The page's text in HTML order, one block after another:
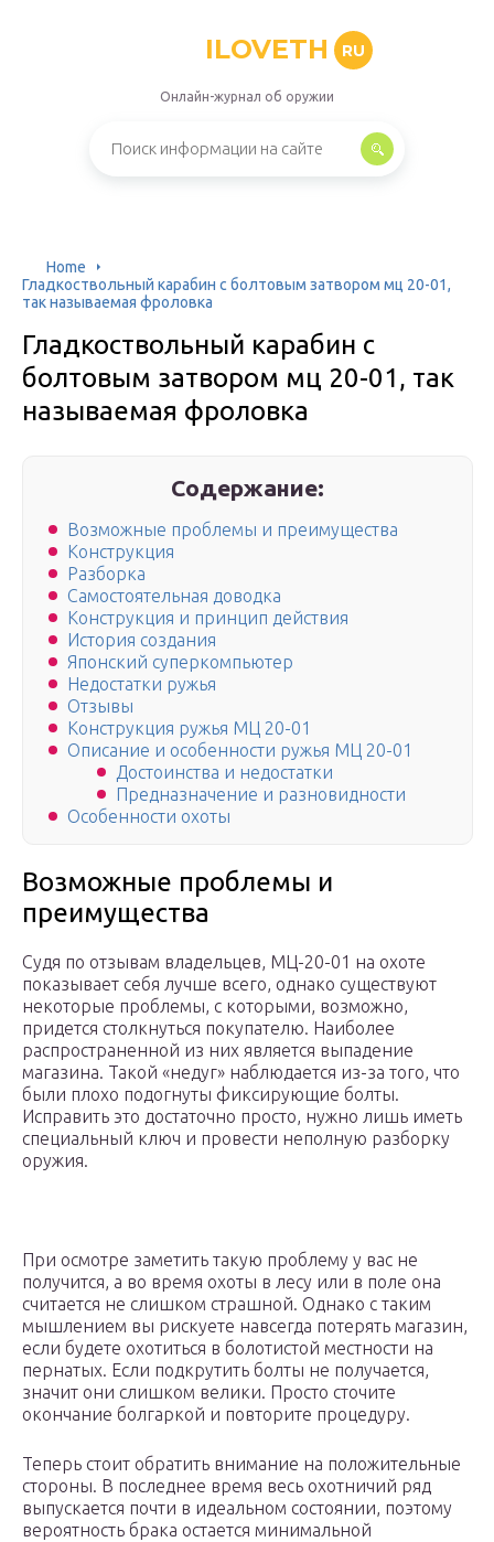
ILOVETH RU
Онлайн-журнал об оружии
Home
Гладкоствольный карабин с болтовым затвором мц 20-01,
так называемая фроловка
Гладкоствольный карабин с
болтовым затвором мц 20-01, так
называемая фроловка
Содержание:
Возможные проблемы и преимущества
Конструкция
Разборка
Самостоятельная доводка
Конструкция и принцип действия
История создания
Японский суперкомпьютер
Недостатки ружья
Отзывы
Конструкция ружья МЦ 20-01
Описание и особенности ружья МЦ 20-01
Достоинства и недостатки
Предназначение и разновидности
Особенности охоты
Возможные проблемы и
преимущества
Судя по отзывам владельцев, МЦ-20-01 на охоте
показывает себя лучше всего, однако существуют
некоторые проблемы, с которыми, возможно,
придется столкнуться покупателю. Наиболее
распространенной из них является выпадение
магазина. Такой «недуг» наблюдается из-за того, что
были плохо подогнуты фиксирующие болты.
Исправить это достаточно просто, нужно лишь иметь
специальный ключ и провести неполную разборку
оружия.
При осмотре заметить такую проблему у вас не
получится, а во время охоты в лесу или в поле она
считается не слишком страшной. Однако с таким
мышлением вы рискуете навсегда потерять магазин,
если будете охотиться в болотистой местности на
пернатых. Если подкрутить болты не получается,
значит они слишком велики. Просто сточите
окончание болгаркой и повторите процедуру.
Теперь стоит обратить внимание на положительные
стороны. В последнее время весь охотничий ряд
выпускается почти в идеальном состоянии, поэтому
вероятность брака остается минимальной